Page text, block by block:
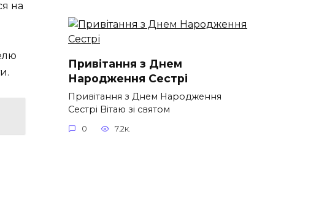
на
Привітання з Днем
Народження Сестрі
Привітання з Днем Народження
Сестрі Вітаю зі святом
0 7.2к.